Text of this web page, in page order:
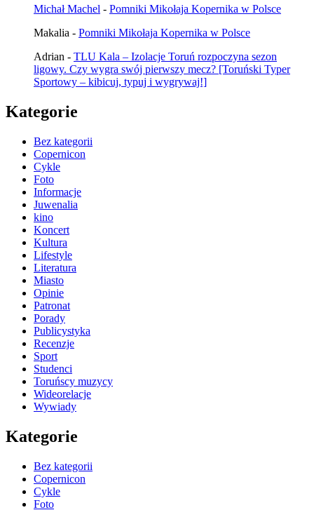
Michał Machel - Pomniki Mikołaja Kopernika w Polsce
Makalia - Pomniki Mikołaja Kopernika w Polsce
Adrian - TLU Kala – Izolacje Toruń rozpoczyna sezon
ligowy. Czy wygra swój pierwszy mecz? [Toruński Typer
Sportowy – kibicuj, typuj i wygrywaj!]
Kategorie
Bez kategorii
Copernicon
Cykle
Foto
Informacje
Juwenalia
kino
Koncert
Kultura
Lifestyle
Literatura
Miasto
Opinie
Patronat
Porady
Publicystyka
Recenzje
Sport
Studenci
Toruńscy muzycy
Wideorelacje
Wywiady
Kategorie
Bez kategorii
Copernicon
Cykle
Foto